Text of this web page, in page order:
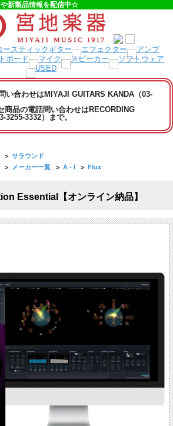
新製品情報を配信中☆
い合わせはMIYAJI GUITARS KANDA（03-
商品の電話問い合わせはRECORDING
3255-3332）まで。
> サラウンド
> メーカー一覧 > A - I > Flux
Essential【オンライン納品】